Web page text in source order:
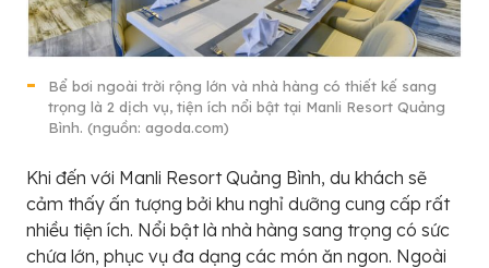
Bể bơi ngoài trời rộng lớn và nhà hàng có thiết kế sang
trọng là 2 dịch vụ, tiện ích nổi bật tại Manli Resort Quảng
Bình. (nguồn: agoda.com)
Khi đến với Manli Resort Quảng Bình, du khách sẽ
cảm thấy ấn tượng bởi khu nghỉ dưỡng cung cấp rất
nhiều tiện ích. Nổi bật là nhà hàng sang trọng có sức
chứa lớn, phục vụ đa dạng các món ăn ngon. Ngoài